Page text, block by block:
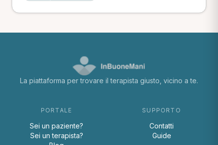
La piattaforma per trovare il terapista giusto, vicino a te.
PORTALE
Sei un paziente?
Sei un terapista?
SUPPORTO
Contatti
Guide